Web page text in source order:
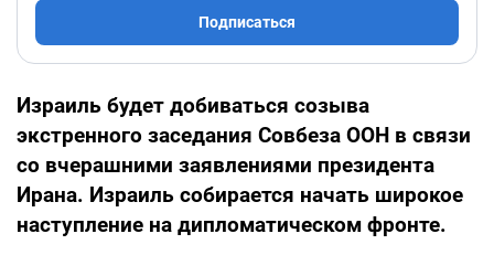
Подписаться
Израиль будет добиваться созыва
экстренного заседания Совбеза ООН в связи
со вчерашними заявлениями президента
Ирана. Израиль собирается начать широкое
наступление на дипломатическом фронте.